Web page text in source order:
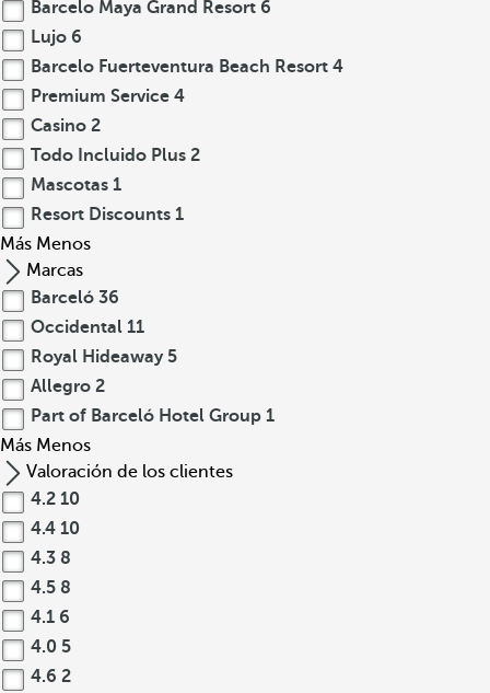
Barcelo Maya Grand Resort 6
Lujo 6
Barcelo Fuerteventura Beach Resort 4
Premium Service 4
Casino 2
Todo Incluido Plus 2
Mascotas 1
Resort Discounts 1
Más Menos
Marcas
Barceló 36
Occidental 11
Royal Hideaway 5
Allegro 2
Part of Barceló Hotel Group 1
Más Menos
Valoración de los clientes
4.2 10
4.4 10
4.3 8
4.5 8
4.1 6
4.0 5
4.6 2